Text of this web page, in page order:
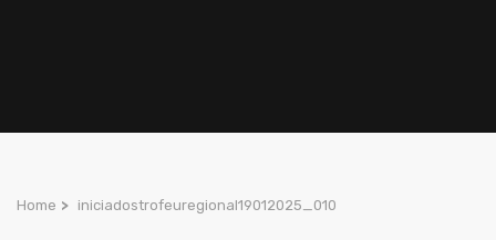
Home > iniciadostrofeuregional19012025_010